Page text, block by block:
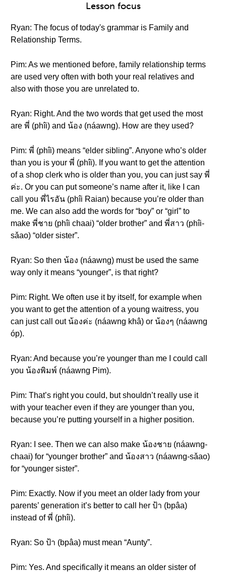
Lesson focus
Ryan: The focus of today's grammar is Family and
Relationship Terms.
Pim: As we mentioned before, family relationship terms
are used very often with both your real relatives and
also with those you are unrelated to.
Ryan: Right. And the two words that get used the most
are พี่ (phîi) and น้อง (náawng). How are they used?
Pim: พี่ (phîi) means “elder sibling”. Anyone who’s older
than you is your พี่ (phîi). If you want to get the attention
of a shop clerk who is older than you, you can just say พี่
ค่ะ. Or you can put someone’s name after it, like I can
call you พี่ไรอัน (phîi Raian) because you’re older than
me. We can also add the words for “boy” or “girl” to
make พี่ชาย (phîi chaai) “older brother” and พี่สาว (phîi-
sǎao) “older sister”.
Ryan: So then น้อง (náawng) must be used the same
way only it means “younger”, is that right?
Pim: Right. We often use it by itself, for example when
you want to get the attention of a young waitress, you
can just call out น้องค่ะ (náawng khâ) or น้องๆ (náawng
óp).
Ryan: And because you’re younger than me I could call
you น้องพิมพ์ (náawng Pim).
Pim: That’s right you could, but shouldn’t really use it
with your teacher even if they are younger than you,
because you’re putting yourself in a higher position.
Ryan: I see. Then we can also make น้องชาย (náawng-
chaai) for “younger brother” and น้องสาว (náawng-sǎao)
for “younger sister”.
Pim: Exactly. Now if you meet an older lady from your
parents’ generation it’s better to call her ป้า (bpâa)
instead of พี่ (phîi).
Ryan: So ป้า (bpâa) must mean “Aunty”.
Pim: Yes. And specifically it means an older sister of